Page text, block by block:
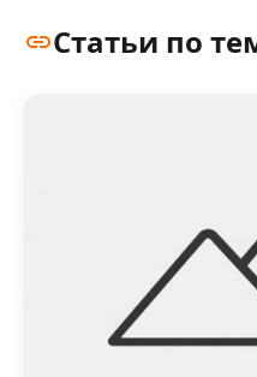
Статьи по